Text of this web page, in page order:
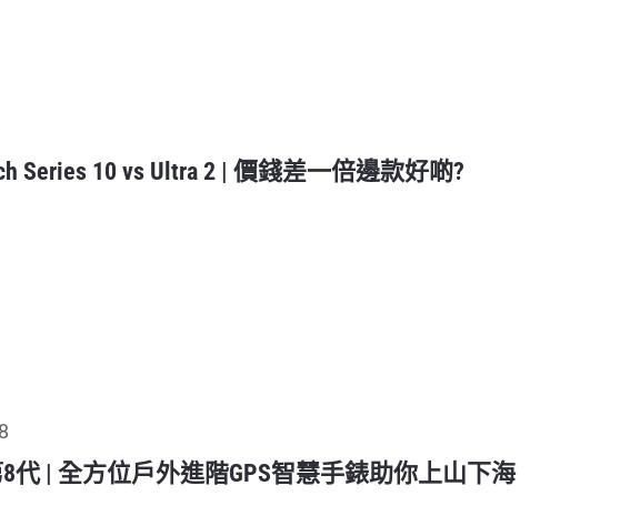
Series 10 vs Ultra 2 | 價錢差一倍邊款好啲?
8代 | 全方位戶外進階GPS智慧手錶助你上山下海